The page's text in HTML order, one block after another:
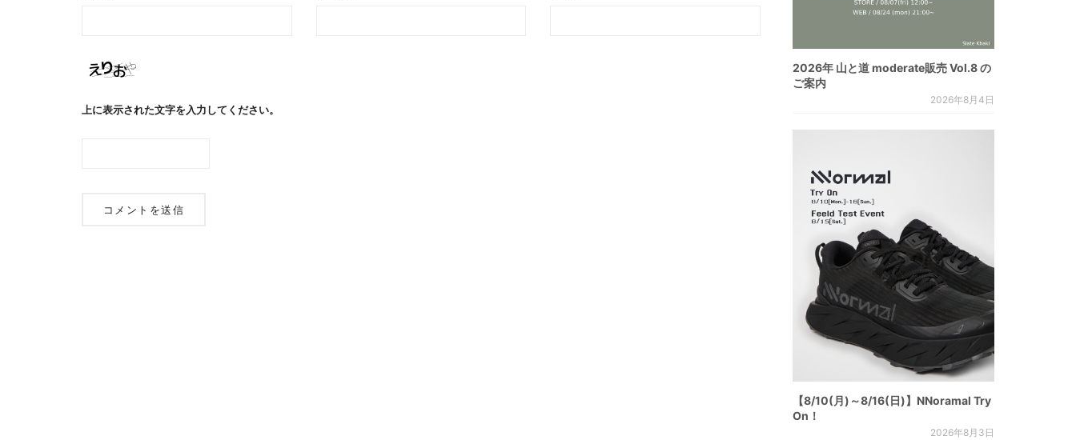
上に表示された文字を入力してください。
2026年 山と道 moderate販売 Vol.8 の
ご案内
2026年8月4日
【8/10(月)～8/16(日)】NNoramal Try
On！
2026年8月3日